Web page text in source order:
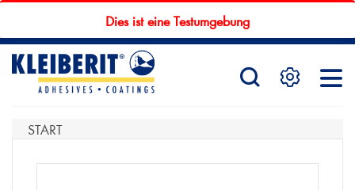
Dies ist eine Testumgebung
STARTSEITE
START